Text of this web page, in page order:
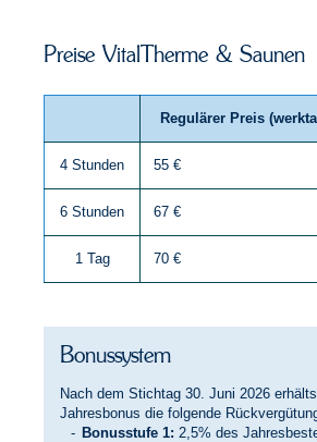
Preise VitalTherme & Saunen
Regulärer Preis
4 Stunden 55 €
6 Stunden 67 €
1 Tag 70 €
Bonussystem
Nach dem Stichtag 30. Juni 2026
Jahresbonus die folgende
Bonusstufe 1: 2,5% des